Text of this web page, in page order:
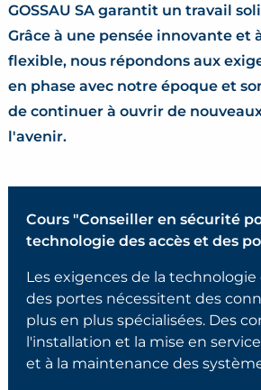
GOSSAU SA garantit un travail
Grâce à une pensée innovante et
flexible, nous répondons aux
en phase avec notre époque et
de continuer à ouvrir de
l'avenir.
Cours "Conseiller en sécurité
technologie des accès et des
Les exigences de la technologie
des portes nécessitent des
plus en plus spécialisées. Des
l'installation et la mise en
et à la maintenance des